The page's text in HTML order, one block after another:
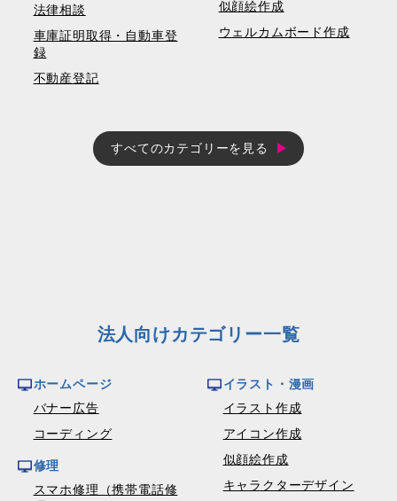
法律相談
車庫証明取得・自動車登
録
不動産登記
似顔絵作成
ウェルカムボード作成
すべてのカテゴリーを見る
法人向けカテゴリー一覧
ホームページ
バナー広告
コーディング
修理
スマホ修理（携帯電話修
イラスト・漫画
イラスト作成
アイコン作成
似顔絵作成
キャラクターデザイン